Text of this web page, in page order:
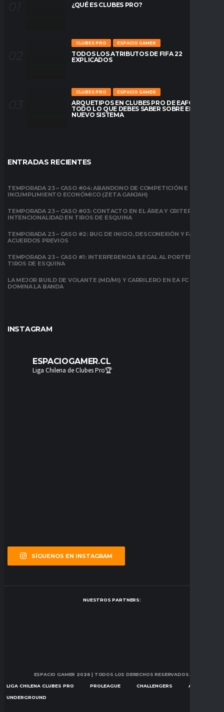
¿QUÉ ES CLUBES PRO?
CLUBES PRO ESPACIO GAMER
TODOS LOS ATRIBUTOS DE FIFA 22
EXPLICADOS
CLUBES PRO ESPACIO GAMER
ARQUETIPOS EN CLUBES PRO DE EAFC26:
TODO LO QUE DEBES SABER SOBRE EL
NUEVO SISTEMA
ENTRADAS RECIENTES
TEMPORADA 23 – CASO #04: ABANDONO DE COMPETICIÓN E
INCUMPLIMIENTO ECONÓMICO (ZETA GANJAH)
TEMPORADA 23 – CASO #03: CONTACTO EN EL ÁREA Y CRITERIO DE
INTENCIONALIDAD EN TIROS DE ESQUINA
TEMPORADA 23 – CASO #2: BUG DE INICIO, DESCONEXIÓN Y FALTA DE
ACUERDOS PREVIOS
TEMPORADA 23 – CASO #1: INTERFERENCIA ILEGAL AL PORTERO EN
TIROS DE ESQUINA
LA MEJOR BUILD DE VOLANTE (MD/MI) Y CARRILERO EN EA FC 26:
DOMINA LA BANDA
INSTAGRAM
ESPACIOGAMER.CL
Liga Chilena de Clubes Pro🏆
SÍGUENOS EN INSTAGRAM
NUESTROS PARTNERS:
ESPACIO GAMER 2026 | TODOS LOS DERECHOS RESERVADOS.
LIGA CHILENA CLUBES PRO PROLEAGUE CHALLENGERS ASCENSION
UNDERGROUND